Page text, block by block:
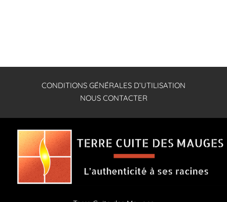
CONDITIONS GÉNÉRALES D’UTILISATION
NOUS CONTACTER